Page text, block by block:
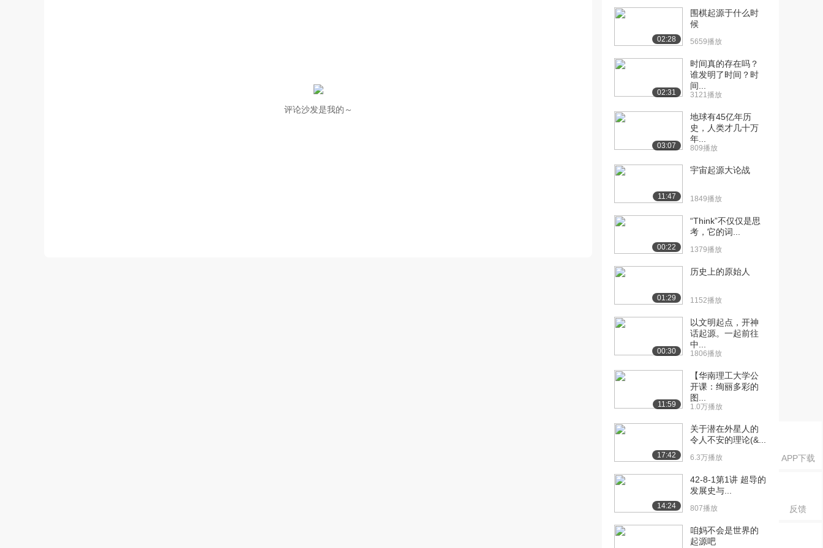
APP下载
反馈
评论沙发是我的～
7.6万播放
8.0万播放
[14] 遗传概述 17:26
5.6万播放
[16] Hardy-Weinberg原理
5.1万播放
[17] 伴性性状 14:18
7.5万播放
[21] 细胞呼吸概述
8.7万播放
14:18
[22] 从生物学角度复习氧
5.9万播放
[23] 细胞呼吸中的氧化还
5.6万播放
[24] 糖酵解
8.6万播放
[25] 克雷布斯循环 17:46
6.3万播放
02:28
围棋起源于什么时
候
5659播放
02:31
时间真的存在吗？
谁发明了时间？时
间...
3121播放
03:07
地球有45亿年历
史，人类才几十万
年...
809播放
11:47
宇宙起源大论战
1849播放
00:22
“Think”不仅仅是思
考，它的词...
1379播放
01:29
历史上的原始人
1152播放
00:30
以文明起点，开神
话起源。一起前往
中...
1806播放
11:59
【华南理工大学公
开课：绚丽多彩的
图...
1.0万播放
17:42
关于潜在外星人的
令人不安的理论(&...
6.3万播放
14:24
42-8-1第1讲 超导的
发展史与...
807播放
咱妈不会是世界的
起源吧